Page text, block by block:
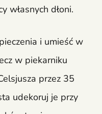
własnych dłoni.
i umieść w
w piekarniku
przez 35
udekoruj je przy